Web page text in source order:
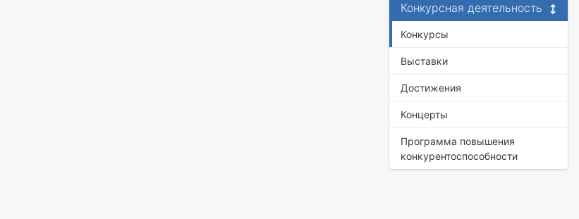
Конкурсная деятельность
Конкурсы
Выставки
Достижения
Концерты
Программа повышения
конкурентоспособности